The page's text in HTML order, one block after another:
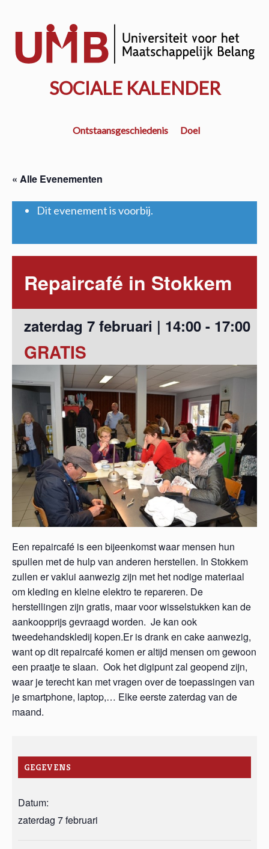
hoofd
SOCIALE KALENDER
Ontstaansgeschiedenis Doel
« Alle Evenementen
Dit evenement is voorbij.
Repaircafé in Stokkem
zaterdag 7 februari | 14:00 - 17:00
GRATIS
Een repaircafé is een bijeenkomst waar mensen hun
spullen met de hulp van anderen herstellen. In Stokkem
zullen er vaklui aanwezig zijn met het nodige materiaal
om kleding en kleine elektro te repareren. De
herstellingen zijn gratis, maar voor wisselstukken kan de
aankoopprijs gevraagd worden. Je kan ook
tweedehandskledij kopen.Er is drank en cake aanwezig,
want op dit repaircafé komen er altijd mensen om gewoon
een praatje te slaan. Ook het digipunt zal geopend zijn,
waar je terecht kan met vragen over de toepassingen van
je smartphone, laptop,… Elke eerste zaterdag van de
maand.
GEGEVENS
Datum:
zaterdag 7 februari